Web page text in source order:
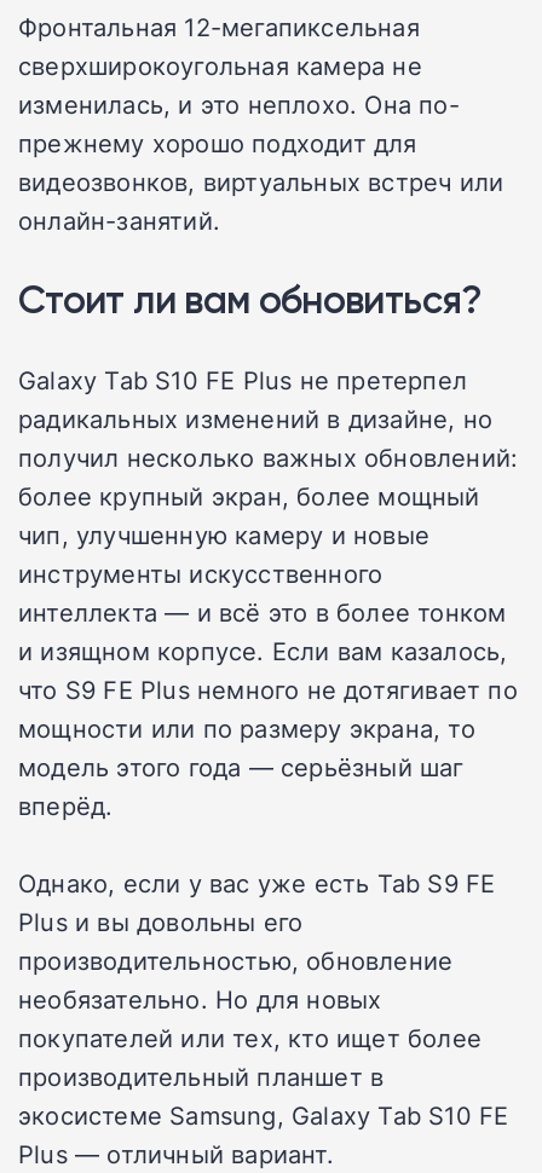
Фронтальная 12-мегапиксельная
сверхширокоугольная камера не
изменилась, и это неплохо. Она по-
прежнему хорошо подходит для
видеозвонков, виртуальных встреч или
онлайн-занятий.
Стоит ли вам обновиться?
Galaxy Tab S10 FE Plus не претерпел
радикальных изменений в дизайне, но
получил несколько важных обновлений:
более крупный экран, более мощный
чип, улучшенную камеру и новые
инструменты искусственного
интеллекта — и всё это в более тонком
и изящном корпусе. Если вам казалось,
что S9 FE Plus немного не дотягивает по
мощности или по размеру экрана, то
модель этого года — серьёзный шаг
вперёд.
Однако, если у вас уже есть Tab S9 FE
Plus и вы довольны его
производительностью, обновление
необязательно. Но для новых
покупателей или тех, кто ищет более
производительный планшет в
экосистеме Samsung, Galaxy Tab S10 FE
Plus — отличный вариант.